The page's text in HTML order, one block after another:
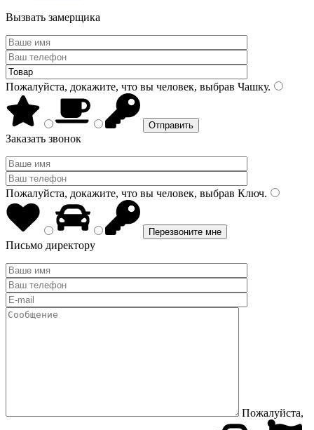
Вызвать замерщика
Пожалуйста, докажите, что вы человек, выбрав Чашку.
Заказать звонок
Пожалуйста, докажите, что вы человек, выбрав Ключ.
Письмо директору
Пожалуйста,